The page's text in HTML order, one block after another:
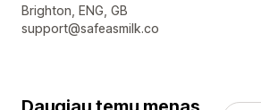
Kūrėjo kontaktiniai duomenys
Brighton, ENG, GB
support@safeasmilk.co